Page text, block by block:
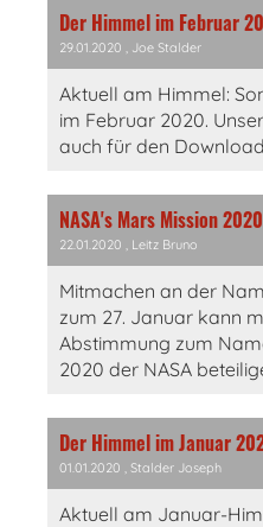
Der Himmel im Februar
29.01.2020 , Joe Stalder
Aktuell am Himmel:
im Februar 2020.
auch für den
NASA's Mars Mission 2020
22.01.2020 , Leitz Bruno
Mitmachen an der
zum 27. Januar kann
Abstimmung zum
2020 der NASA
Der Himmel im Januar
01.01.2020 , Stalder Joseph
Aktuell am Januar-